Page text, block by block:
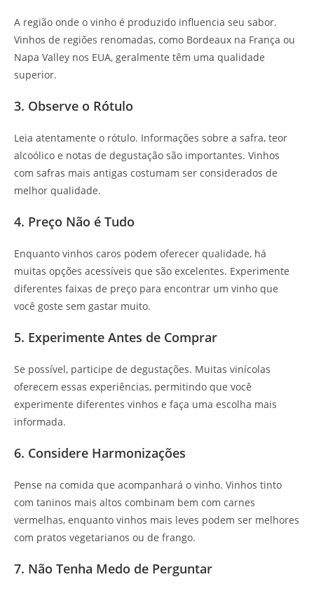
A região onde o vinho é produzido influencia seu sabor.
Vinhos de regiões renomadas, como Bordeaux na França ou
Napa Valley nos EUA, geralmente têm uma qualidade
superior.
3. Observe o Rótulo
Leia atentamente o rótulo. Informações sobre a safra, teor
alcoólico e notas de degustação são importantes. Vinhos
com safras mais antigas costumam ser considerados de
melhor qualidade.
4. Preço Não é Tudo
Enquanto vinhos caros podem oferecer qualidade, há
muitas opções acessíveis que são excelentes. Experimente
diferentes faixas de preço para encontrar um vinho que
você goste sem gastar muito.
5. Experimente Antes de Comprar
Se possível, participe de degustações. Muitas vinícolas
oferecem essas experiências, permitindo que você
experimente diferentes vinhos e faça uma escolha mais
informada.
6. Considere Harmonizações
Pense na comida que acompanhará o vinho. Vinhos tinto
com taninos mais altos combinam bem com carnes
vermelhas, enquanto vinhos mais leves podem ser melhores
com pratos vegetarianos ou de frango.
7. Não Tenha Medo de Perguntar